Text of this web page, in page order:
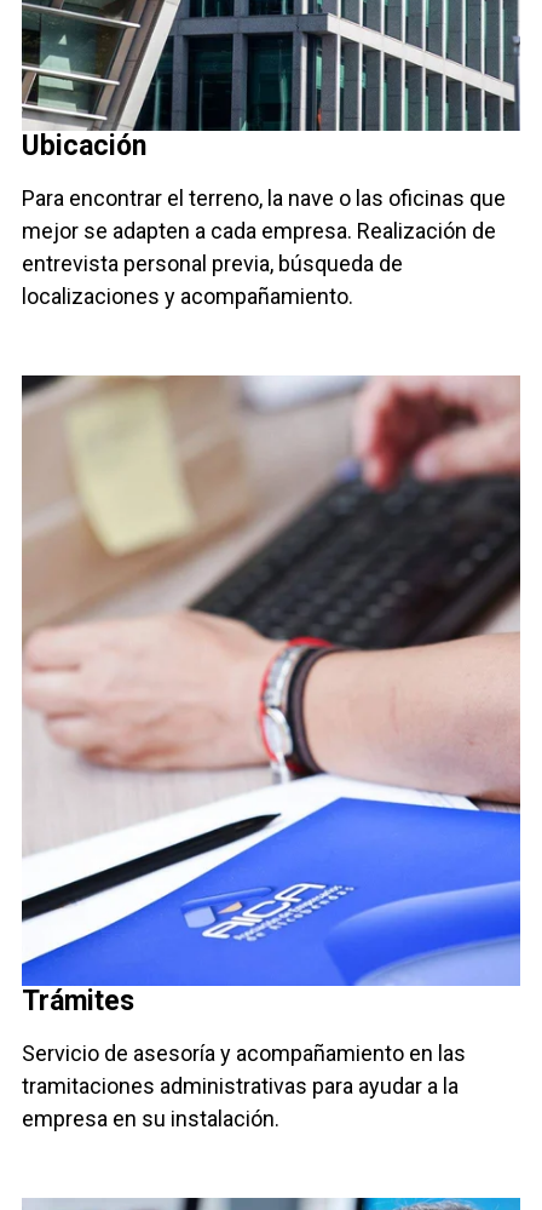
Ubicación
Para encontrar el terreno, la nave o las oficinas que
mejor se adapten a cada empresa. Realización de
entrevista personal previa, búsqueda de
localizaciones y acompañamiento.
Trámites
Servicio de asesoría y acompañamiento en las
tramitaciones administrativas para ayudar a la
empresa en su instalación.